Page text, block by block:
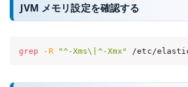
JVM メモリ設定を確認する
grep -R "^-Xms\|^-Xmx" /etc/